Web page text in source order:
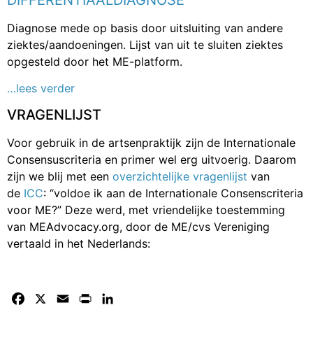
Diagnose mede op basis door uitsluiting van andere
ziektes/aandoeningen. Lijst van uit te sluiten ziektes
opgesteld door het ME-platform.
…lees verder
VRAGENLIJST
Voor gebruik in de artsenpraktijk zijn de Internationale
Consensuscriteria en primer wel erg uitvoerig. Daarom
zijn we blij met een overzichtelijke vragenlijst van
de ICC: “voldoe ik aan de Internationale Consenscriteria
voor ME?” Deze werd, met vriendelijke toestemming
van MEAdvocacy.org, door de ME/cvs Vereniging
vertaald in het Nederlands:
Facebook Email Print